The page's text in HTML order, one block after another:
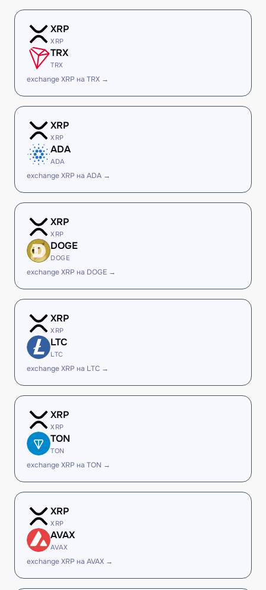
XRP
XRP
TRX
TRX
exchange XRP на TRX →
XRP
XRP
ADA
ADA
exchange XRP на ADA →
XRP
XRP
DOGE
DOGE
exchange XRP на DOGE →
XRP
XRP
LTC
LTC
exchange XRP на LTC →
XRP
XRP
TON
TON
exchange XRP на TON →
XRP
XRP
AVAX
AVAX
exchange XRP на AVAX →